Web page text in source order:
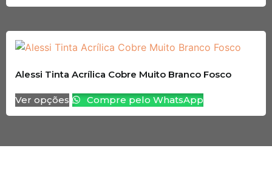
Alessi Tinta Acrílica Cobre Muito Branco Fosco
Ver opções Compre pelo WhatsApp